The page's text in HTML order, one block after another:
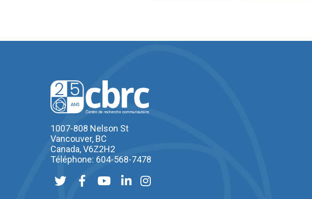
1007-808 Nelson St
Vancouver, BC
Canada, V6Z2H2
Téléphone: 604-568-7478